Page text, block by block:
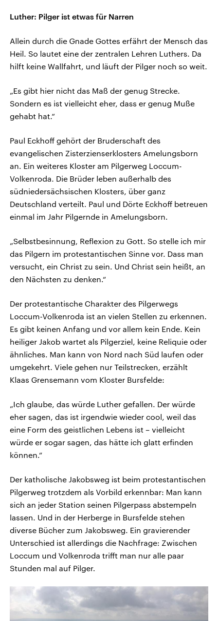
Luther: Pilger ist etwas für Narren
Allein durch die Gnade Gottes erfährt der Mensch das
Heil. So lautet eine der zentralen Lehren Luthers. Da
hilft keine Wallfahrt, und läuft der Pilger noch so weit.
„Es gibt hier nicht das Maß der genug Strecke.
Sondern es ist vielleicht eher, dass er genug Muße
gehabt hat.“
Paul Eckhoff gehört der Bruderschaft des
evangelischen Zisterzienserklosters Amelungsborn
an. Ein weiteres Kloster am Pilgerweg Loccum-
Volkenroda. Die Brüder leben außerhalb des
südniedersächsischen Klosters, über ganz
Deutschland verteilt. Paul und Dörte Eckhoff betreuen
einmal im Jahr Pilgernde in Amelungsborn.
„Selbstbesinnung, Reflexion zu Gott. So stelle ich mir
das Pilgern im protestantischen Sinne vor. Dass man
versucht, ein Christ zu sein. Und Christ sein heißt, an
den Nächsten zu denken.“
Der protestantische Charakter des Pilgerwegs
Loccum-Volkenroda ist an vielen Stellen zu erkennen.
Es gibt keinen Anfang und vor allem kein Ende. Kein
heiliger Jakob wartet als Pilgerziel, keine Reliquie oder
ähnliches. Man kann von Nord nach Süd laufen oder
umgekehrt. Viele gehen nur Teilstrecken, erzählt
Klaas Grensemann vom Kloster Bursfelde:
„Ich glaube, das würde Luther gefallen. Der würde
eher sagen, das ist irgendwie wieder cool, weil das
eine Form des geistlichen Lebens ist – vielleicht
würde er sogar sagen, das hätte ich glatt erfinden
können.“
Der katholische Jakobsweg ist beim protestantischen
Pilgerweg trotzdem als Vorbild erkennbar: Man kann
sich an jeder Station seinen Pilgerpass abstempeln
lassen. Und in der Herberge in Bursfelde stehen
diverse Bücher zum Jakobsweg. Ein gravierender
Unterschied ist allerdings die Nachfrage: Zwischen
Loccum und Volkenroda trifft man nur alle paar
Stunden mal auf Pilger.